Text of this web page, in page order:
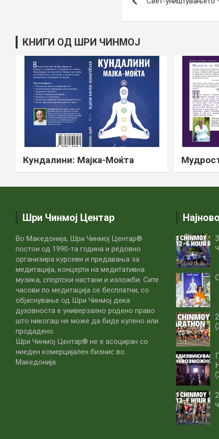
navigation
КНИГИ ОД ШРИ ЧИНМОЈ
Кундалини: Мајка-Моќта
Шри Чинмој Центар
Во Македонија, Шри Чинмој Центар®
постои од 1990-та година и редовно
организира курсеви и предавања за
медитација, концерти на медитативна
музика, спортски настани и изложби. Сите
часови по медитацијa се бесплатни, со
објаснување од Шри Чинмој дека
духовноста е универзално родено право
што никогаш не може да биде купено или
продадено.
Шри Чинмој Центар® не е асоциран со
ниеден комерцијален бизнис во
Македонија.